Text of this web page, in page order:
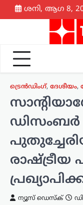
Skip
to
ശനി, ആഗ 8,
ട്രെൻഡിംഗ്, ദേശീയം,
ഡിസംബർ
രാഷ്ട്രീയ
ന്യൂസ് ഡെസ്ക്